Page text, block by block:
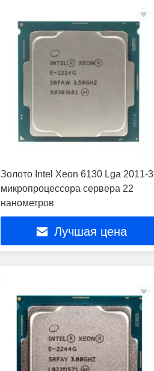
Золото Intel Xeon 6130 Lga 2011-3
микропроцессора сервера 22
нанометров
Лучшая цена